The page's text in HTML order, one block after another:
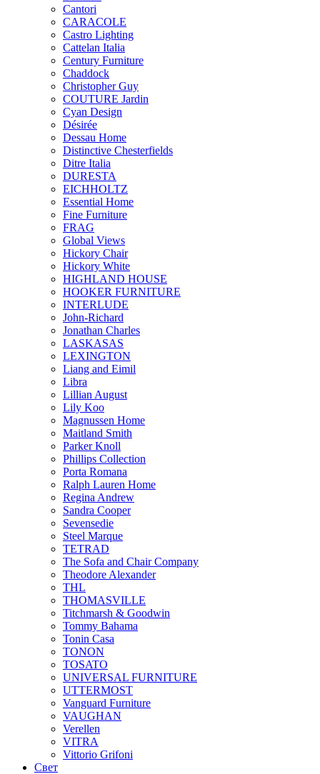
Cantori
CARACOLE
Castro Lighting
Cattelan Italia
Century Furniture
Chaddock
Christopher Guy
COUTURE Jardin
Cyan Design
Désirée
Dessau Home
Distinctive Chesterfields
Ditre Italia
DURESTA
EICHHOLTZ
Essential Home
Fine Furniture
FRAG
Global Views
Hickory Chair
Hickory White
HIGHLAND HOUSE
HOOKER FURNITURE
INTERLUDE
John-Richard
Jonathan Charles
LASKASAS
LEXINGTON
Liang and Eimil
Libra
Lillian August
Lily Koo
Magnussen Home
Maitland Smith
Parker Knoll
Phillips Collection
Porta Romana
Ralph Lauren Home
Regina Andrew
Sandra Cooper
Sevensedie
Steel Marque
TETRAD
The Sofa and Chair Company
Theodore Alexander
THL
THOMASVILLE
Titchmarsh & Goodwin
Tommy Bahama
Tonin Casa
TONON
TOSATO
UNIVERSAL FURNITURE
UTTERMOST
Vanguard Furniture
VAUGHAN
Verellen
VITRA
Vittorio Grifoni
Свет